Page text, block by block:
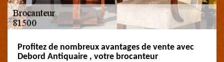
Profitez de nombreux avantages de vente avec
Debord Antiquaire , votre brocanteur